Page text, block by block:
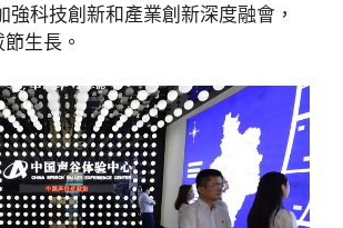
強科技創新和產業創新深度融會，
生長。